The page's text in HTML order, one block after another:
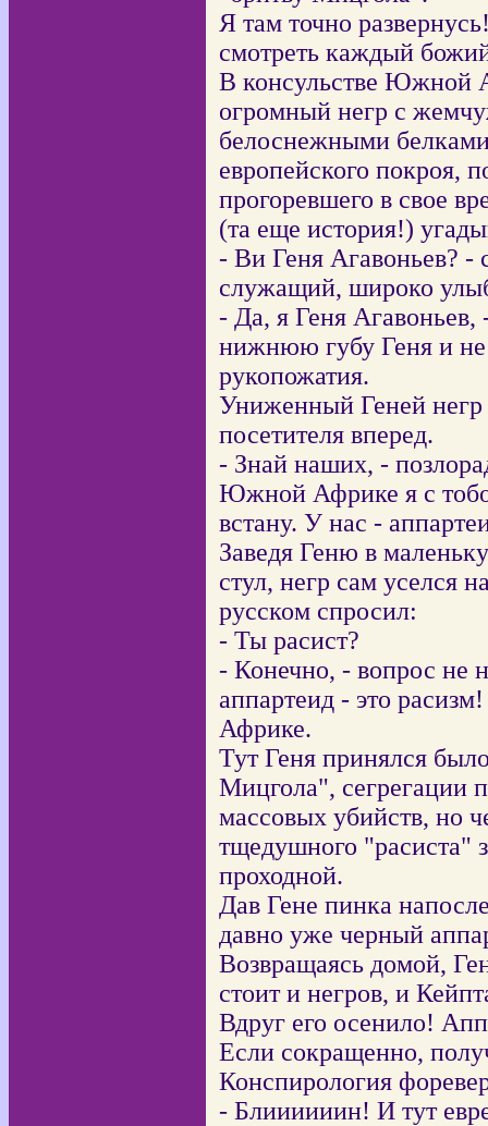
Я там точно
смотреть каждый
В консульстве Южной
огромный негр с
белоснежными
европейского покроя,
прогоревшего в свое
(та еще история!)
- Ви Геня Агавоньев? -
служащий, широко
- Да, я Геня Агавоньев,
нижнюю губу Геня и не
рукопожатия.
Униженный Геней негр
посетителя вперед.
- Знай наших, -
Южной Африке я с
встану. У нас -
Заведя Геню в
стул, негр сам уселся
русском спросил:
- Ты расист?
- Конечно, - вопрос не
аппартеид - это
Африке.
Тут Геня принялся
Мицгола", сегрегации
массовых убийств, но
тщедушного "расиста"
проходной.
Дав Гене пинка
давно уже черный
Возвращаясь домой,
стоит и негров, и
Вдруг его осенило!
Если сокращенно,
Конспирология
- Блиииииин! И тут